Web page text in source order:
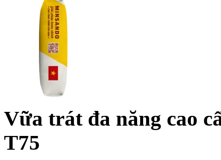
Vữa trát đa năng cao
T75